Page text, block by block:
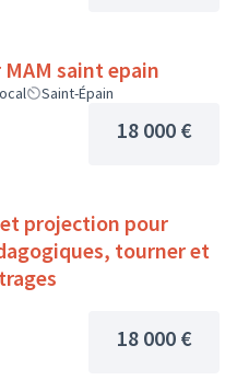
saint epain
Saint-Épain
18 000 €
projection pour
tourner et
18 000 €